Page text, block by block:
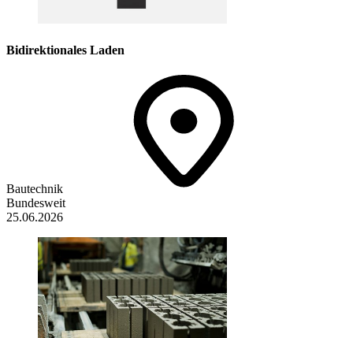
Bidirektionales Laden
Bautechnik
Bundesweit
25.06.2026